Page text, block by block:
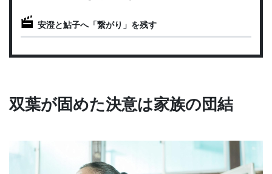
安澄と鮎子へ「繋がり」を残す
双葉が固めた決意は家族の団結